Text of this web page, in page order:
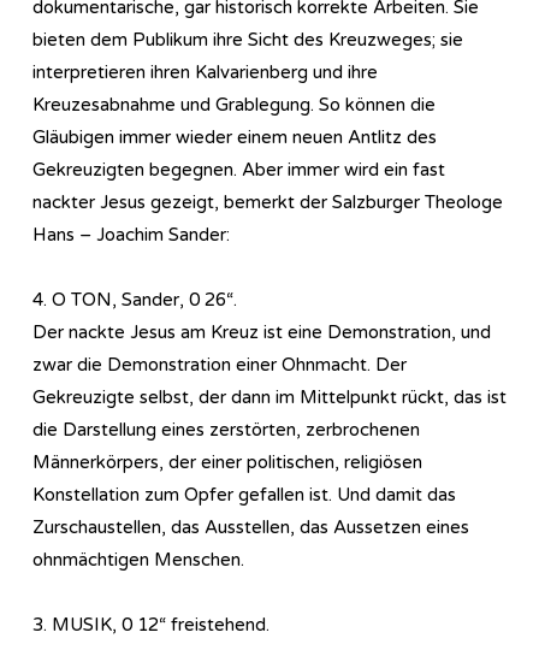
dokumentarische, gar historisch korrekte Arbeiten. Sie
bieten dem Publikum ihre Sicht des Kreuzweges; sie
interpretieren ihren Kalvarienberg und ihre
Kreuzesabnahme und Grablegung. So können die
Gläubigen immer wieder einem neuen Antlitz des
Gekreuzigten begegnen. Aber immer wird ein fast
nackter Jesus gezeigt, bemerkt der Salzburger Theologe
Hans – Joachim Sander:
4. O TON, Sander, 0 26“.
Der nackte Jesus am Kreuz ist eine Demonstration, und
zwar die Demonstration einer Ohnmacht. Der
Gekreuzigte selbst, der dann im Mittelpunkt rückt, das ist
die Darstellung eines zerstörten, zerbrochenen
Männerkörpers, der einer politischen, religiösen
Konstellation zum Opfer gefallen ist. Und damit das
Zurschaustellen, das Ausstellen, das Aussetzen eines
ohnmächtigen Menschen.
3. MUSIK, 0 12“ freistehend.